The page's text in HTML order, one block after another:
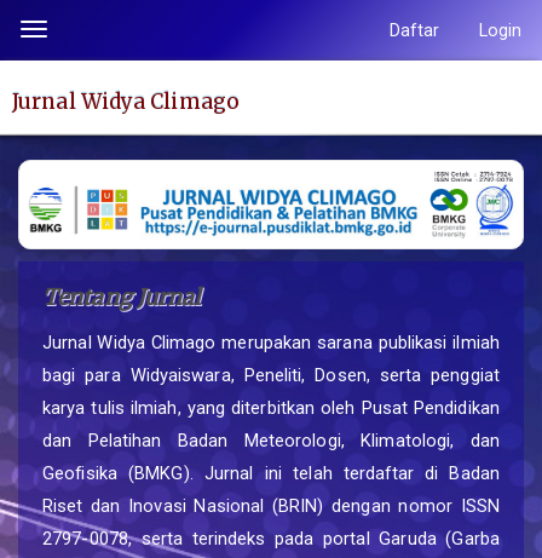
halaman
Navigasi
Isi
Utama
Bilah
Samping
Toggle
navigation
Daftar Login
Jurnal Widya Climago
Tentang Jurnal
Jurnal Widya Climago merupakan sarana publikasi ilmiah
bagi para Widyaiswara, Peneliti, Dosen, serta penggiat
karya tulis ilmiah, yang diterbitkan oleh Pusat Pendidikan
dan Pelatihan Badan Meteorologi, Klimatologi, dan
Geofisika (BMKG). Jurnal ini telah terdaftar di Badan
Riset dan Inovasi Nasional (BRIN) dengan nomor ISSN
2797-0078, serta terindeks pada portal Garuda (Garba